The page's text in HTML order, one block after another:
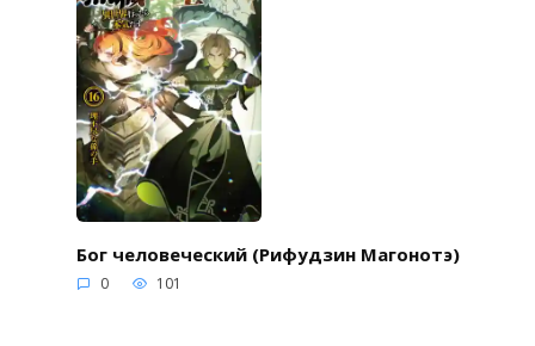
Бог человеческий (Рифудзин Магонотэ)
0 101